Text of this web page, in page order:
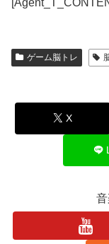
ゲーム脳トレ
X